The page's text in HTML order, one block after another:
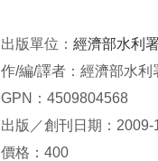
出版單位： 經濟部水利
作/編/譯者：經濟部水利
GPN：4509804568
出版／創刊日期：2009-
價格：400